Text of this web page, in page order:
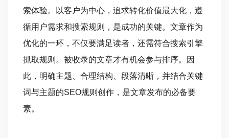
索体验。以客户为中心，追求转化价值最大化，遵
循用户需求和搜索规则，是成功的关键。文章作为
优化的一环，不仅要满足读者，还需符合搜索引擎
抓取规则。被收录的文章才有机会参与排序。因
此，明确主题、合理结构、段落清晰，并结合关键
词与主题的SEO规则创作，是文章发布的必备要
素。